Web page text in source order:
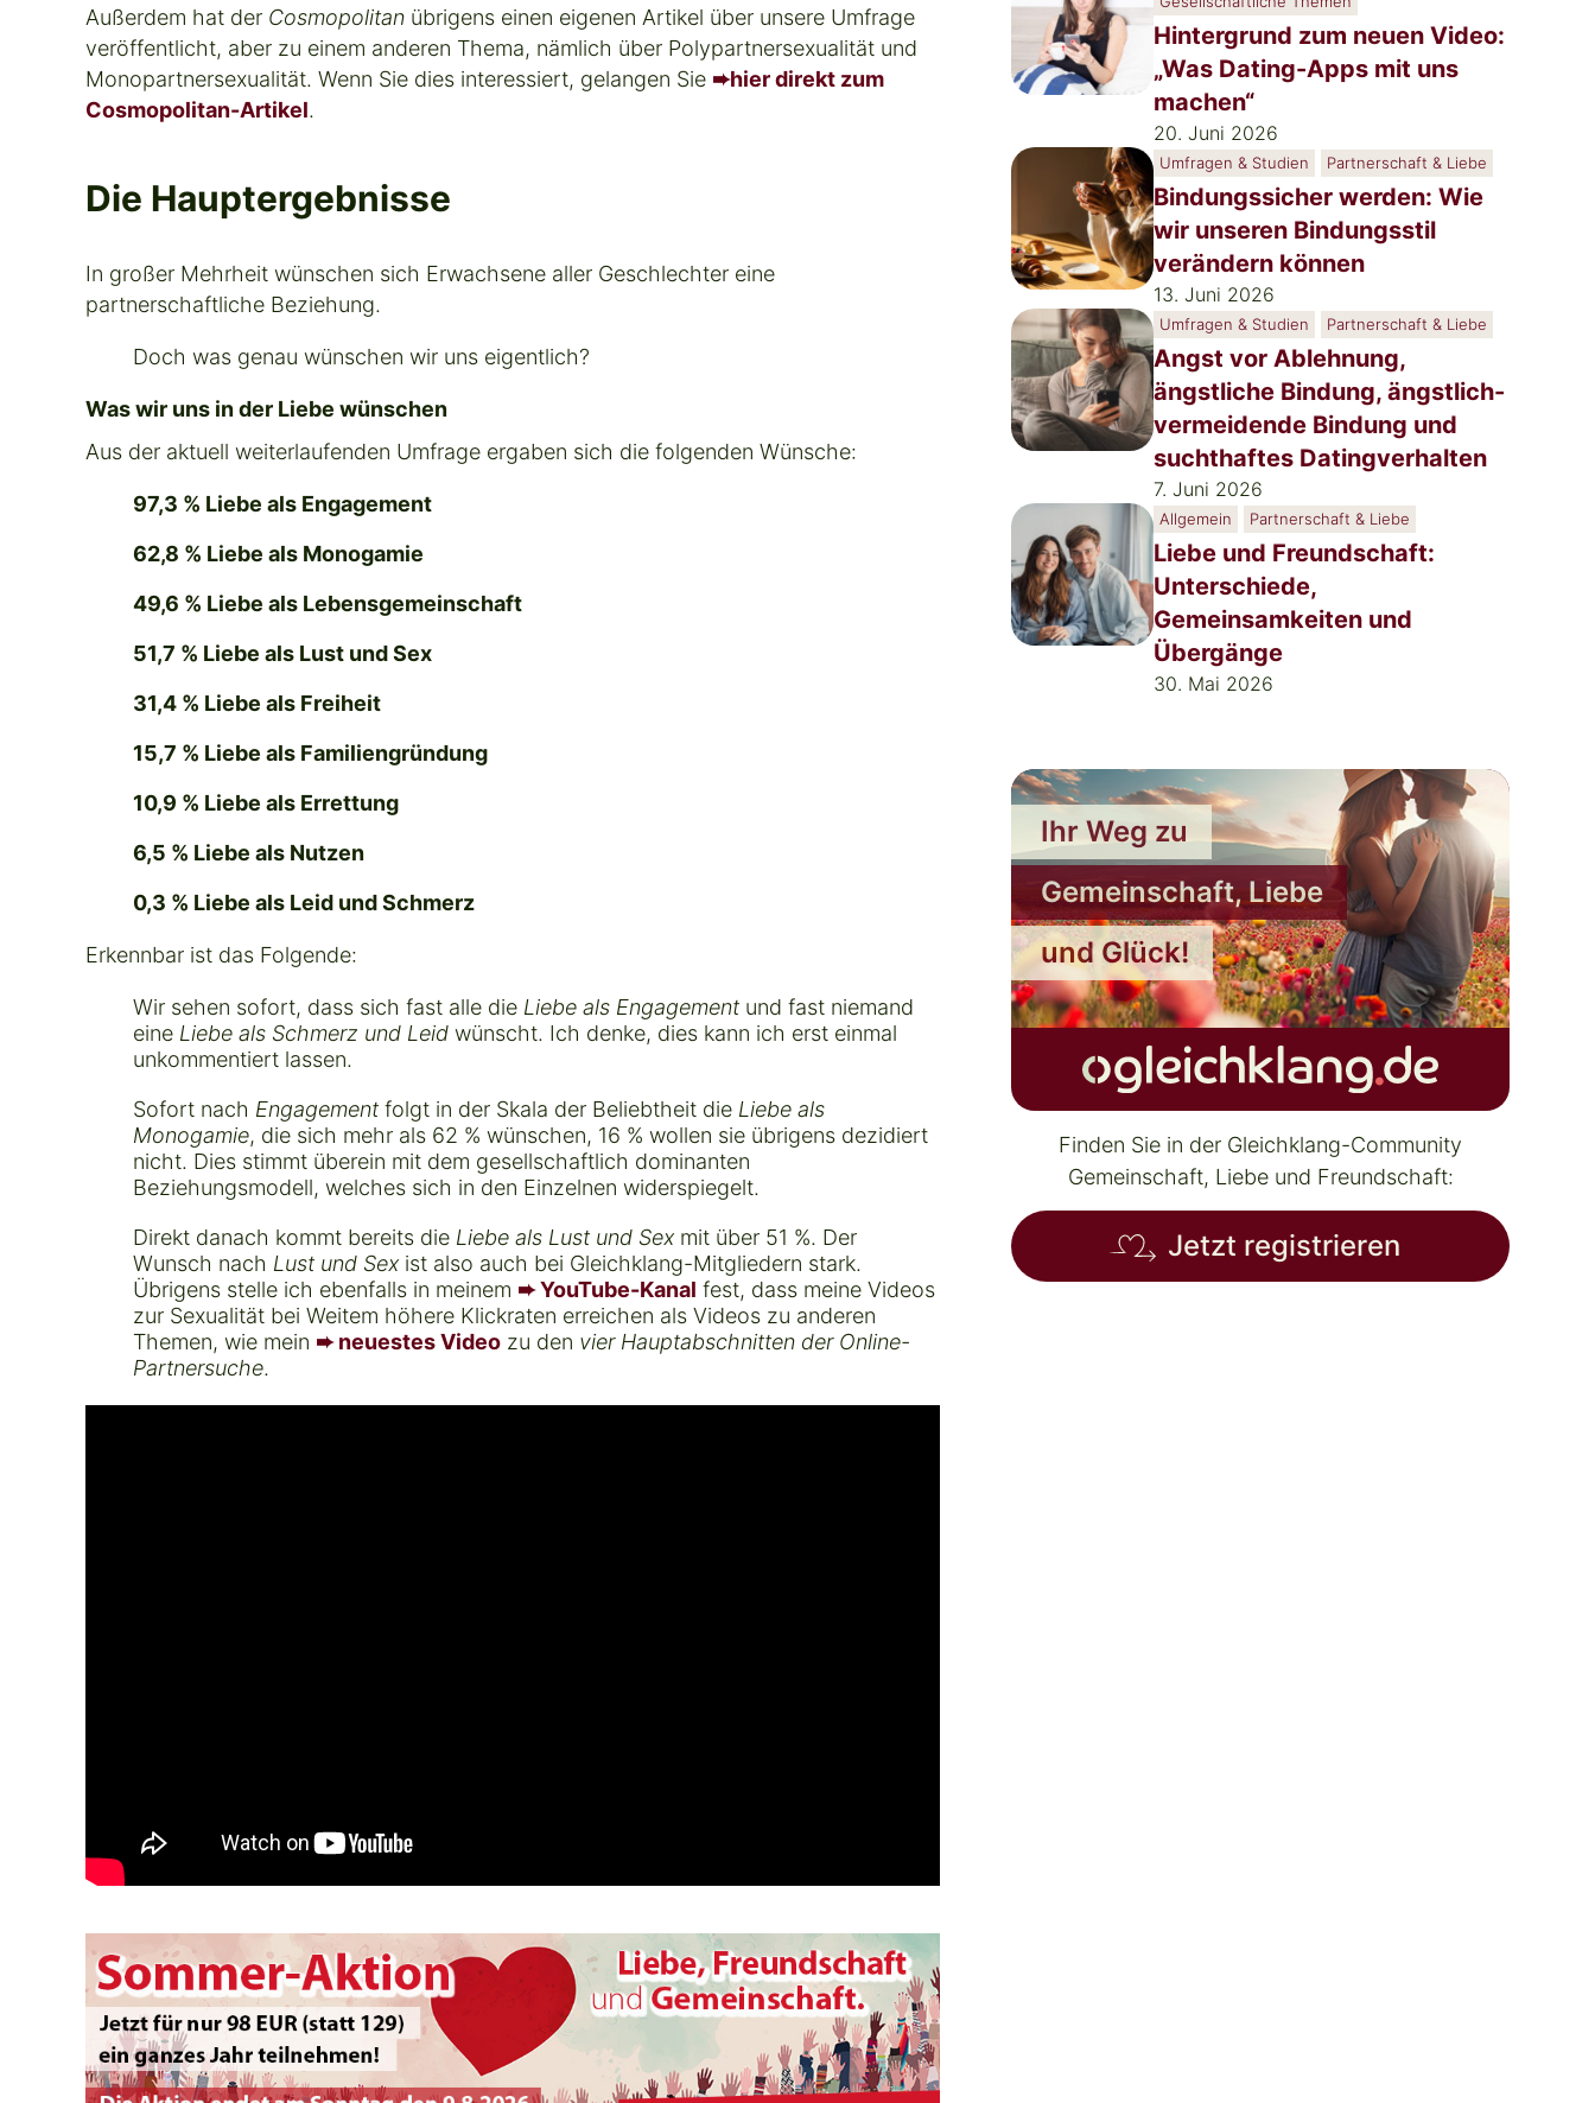
Außerdem hat der Cosmopolitan übrigens einen eigenen Artikel über unsere Umfrage
veröffentlicht, aber zu einem anderen Thema, nämlich über Polypartnersexualität und
Monopartnersexualität. Wenn Sie dies interessiert, gelangen Sie ➨hier direkt zum
Cosmopolitan-Artikel.
Die Hauptergebnisse
In großer Mehrheit wünschen sich Erwachsene aller Geschlechter eine
partnerschaftliche Beziehung.
Doch was genau wünschen wir uns eigentlich?
Was wir uns in der Liebe wünschen
Aus der aktuell weiterlaufenden Umfrage ergaben sich die folgenden Wünsche:
97,3 % Liebe als Engagement
62,8 % Liebe als Monogamie
49,6 % Liebe als Lebensgemeinschaft
51,7 % Liebe als Lust und Sex
31,4 % Liebe als Freiheit
15,7 % Liebe als Familiengründung
10,9 % Liebe als Errettung
6,5 % Liebe als Nutzen
0,3 % Liebe als Leid und Schmerz
Erkennbar ist das Folgende:
Wir sehen sofort, dass sich fast alle die Liebe als Engagement und fast niemand
eine Liebe als Schmerz und Leid wünscht. Ich denke, dies kann ich erst einmal
unkommentiert lassen.
Sofort nach Engagement folgt in der Skala der Beliebtheit die Liebe als
Monogamie, die sich mehr als 62 % wünschen, 16 % wollen sie übrigens dezidiert
nicht. Dies stimmt überein mit dem gesellschaftlich dominanten
Beziehungsmodell, welches sich in den Einzelnen widerspiegelt.
Direkt danach kommt bereits die Liebe als Lust und Sexmit über 51 %. Der
Wunsch nach Lust und Sexist also auch bei Gleichklang-Mitgliedern stark.
Übrigens stelle ich ebenfalls in meinem ➨ YouTube-Kanal fest, dass meine Videos
zur Sexualität bei Weitem höhere Klickraten erreichen als Videos zu anderen
Themen, wie mein ➨ neuestes Video zu den vier Hauptabschnitten der Online-
Partnersuche.
Hintergrund zum neuen Video:
„Was Dating-Apps mit uns
machen“
20. Juni 2026
Umfragen & Studien Partnerschaft & Liebe
Bindungssicher werden: Wie
wir unseren Bindungsstil
verändern können
13. Juni 2026
Umfragen & Studien Partnerschaft & Liebe
Angst vor Ablehnung,
ängstliche Bindung, ängstlich-
vermeidende Bindung und
suchthaftes Datingverhalten
7. Juni 2026
Allgemein Partnerschaft & Liebe
Liebe und Freundschaft:
Unterschiede,
Gemeinsamkeiten und
Übergänge
30. Mai 2026
Ihr Weg zu
Gemeinschaft, Liebe
und Glück!
Finden Sie in der Gleichklang-Community
Gemeinschaft, Liebe und Freundschaft:
Jetzt registrieren